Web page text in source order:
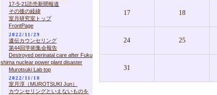
17 18
24 25
31
17-5-21読売新聞報道
その後の経緯
室月研究室トップ
FrontPage
2022/11/29
遺伝カウンセリング
第44回学術集会報告
Destroyed perinatal care after Fuku
shima nuclear power plant disaster
Murotsuki Lab top
2022/11/18
室月淳（MUROTSUKI Jun）
カウンセリングといえないものを